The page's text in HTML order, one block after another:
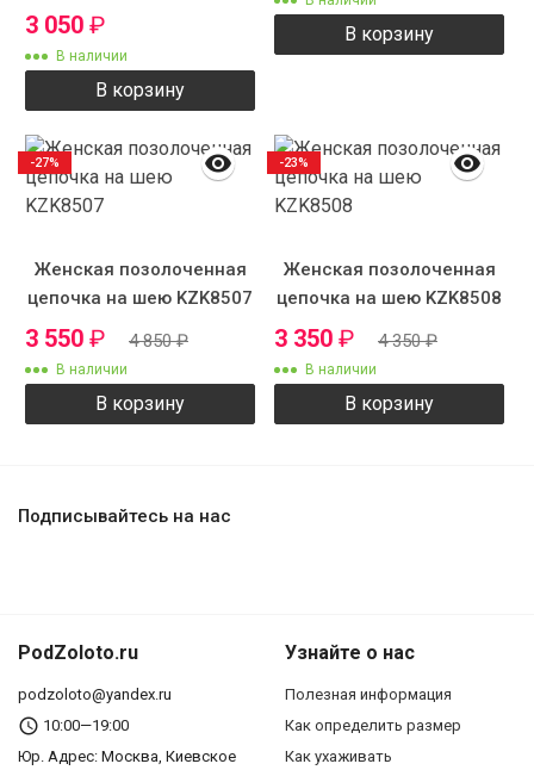
3 050 ₽
В наличии
В корзину
В корзину
Женская позолоченная
цепочка на шею KZK8507
3 550 ₽ 4 850₽
В наличии
В корзину
-27%
Женская позолоченная
цепочка на шею KZK8508
3 350 ₽ 4 350₽
В наличии
В корзину
-23%
Подписывайтесь на нас
PodZoloto.ru
podzoloto@yandex.ru
10:00—19:00
Юр. Адреc: Москва, Киевское
Узнайте о нас
Полезная информация
Как определить размер
Как ухаживать